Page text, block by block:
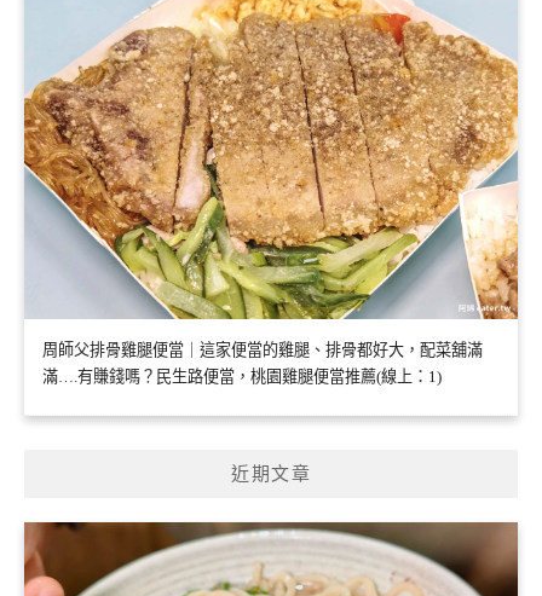
周師父排骨雞腿便當｜這家便當的雞腿、排骨都好大，配菜舖滿
滿….有賺錢嗎？民生路便當，桃園雞腿便當推薦(線上：1)
近期文章